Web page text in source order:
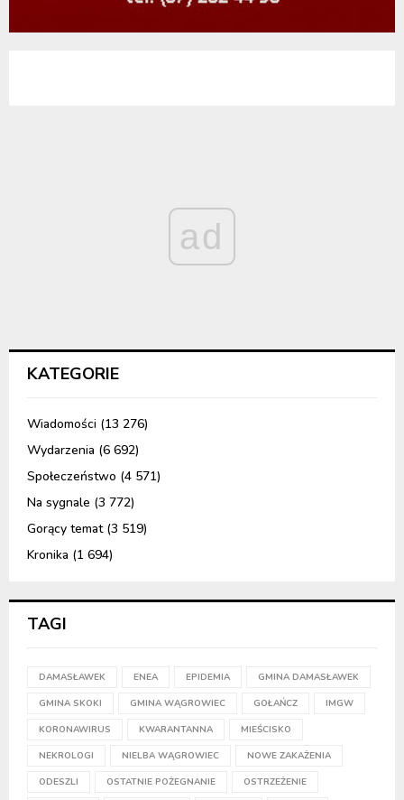
ad
KATEGORIE
Wiadomości (13 276)
Wydarzenia (6 692)
Społeczeństwo (4 571)
Na sygnale (3 772)
Gorący temat(3 519)
Kronika (1 694)
TAGI
DAMASŁAWEK ENEA EPIDEMIA GMINA DAMASŁAWEK
GMINA SKOKI GMINA WĄGROWIEC GOŁAŃCZ IMGW
KORONAWIRUS KWARANTANNA MIEŚCISKO
NEKROLOGI NIELBA WĄGROWIEC NOWE ZAKAŻENIA
ODESZLI OSTATNIE POŻEGNANIE OSTRZEŻENIE